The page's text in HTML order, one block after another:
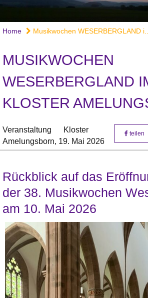
Home Musikwochen WESERBERGLAND i...
MUSIKWOCHEN
WESERBERGLAND
KLOSTER
Veranstaltung
Kloster
Amelungsborn, 19. Mai 2026
teilen
Rückblick auf das
der 38. Musikwochen
am 10. Mai 2026